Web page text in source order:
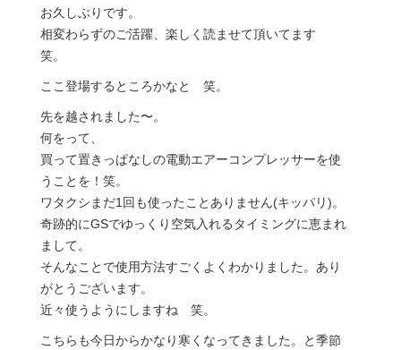
お久しぶりです。
相変わらずのご活躍、楽しく読ませて頂いてます
笑。
ここ登場するところかなと 笑。
先を越されました〜。
何をって、
買って置きっぱなしの電動エアーコンプレッサーを使
うことを！笑。
ワタクシまだ1回も使ったことありません(キッパリ)。
奇跡的にGSでゆっくり空気入れるタイミングに恵まれ
まして。
そんなことで使用方法すごくよくわかりました。あり
がとうございます。
近々使うようにしますね 笑。
こちらも今日からかなり寒くなってきました。と季節